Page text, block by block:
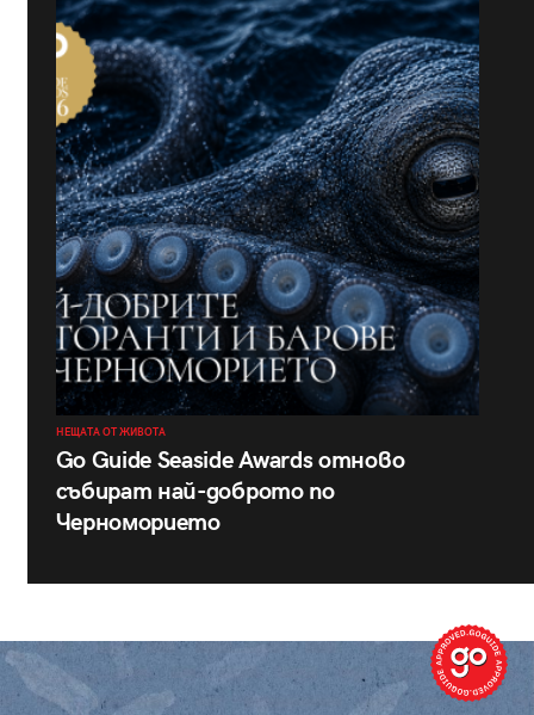
НЕЩАТА ОТ ЖИВОТА
Go Guide Seaside Awards отново
събират най-доброто по
Черноморието